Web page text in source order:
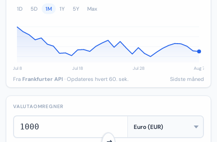
1D 5D 1M 1Y 5Y Max
Fra Frankfurter API · Opdateres hvert 60. sek. Sidste måned
VALUTAOMREGNER